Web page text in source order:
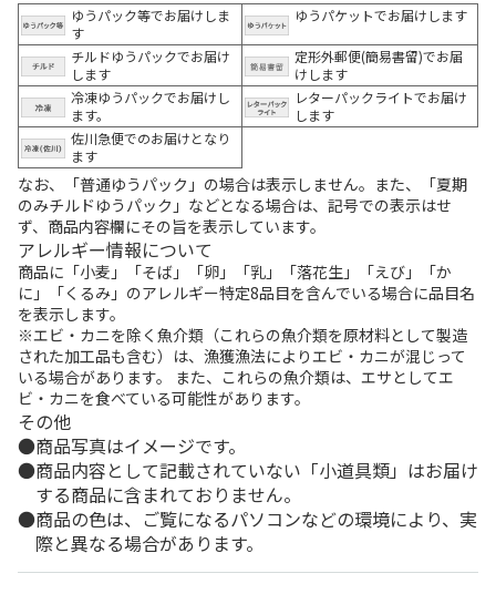
ゆうパック等でお届けしま
す
ゆうパケットでお届けします
チルドゆうパックでお届け
します
定形外郵便(簡易書留)でお届
けします
冷凍ゆうパックでお届けし
ます。
レターパックライトでお届け
します
佐川急便でのお届けとなり
ます
なお、「普通ゆうパック」の場合は表示しません。また、「夏期
のみチルドゆうパック」などとなる場合は、記号での表示はせ
ず、商品内容欄にその旨を表示しています。
アレルギー情報について
商品に「小麦」「そば」「卵」「乳」「落花生」「えび」「か
に」「くるみ」のアレルギー特定8品目を含んでいる場合に品目名
を表示します。
※エビ・カニを除く魚介類（これらの魚介類を原材料として製造
された加工品も含む）は、漁獲漁法によりエビ・カニが混じって
いる場合があります。 また、これらの魚介類は、エサとしてエ
ビ・カニを食べている可能性があります。
その他
商品写真はイメージです。
商品内容として記載されていない「小道具類」はお届け
する商品に含まれておりません。
商品の色は、ご覧になるパソコンなどの環境により、実
際と異なる場合があります。